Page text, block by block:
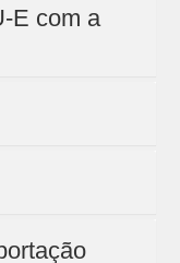
E com a